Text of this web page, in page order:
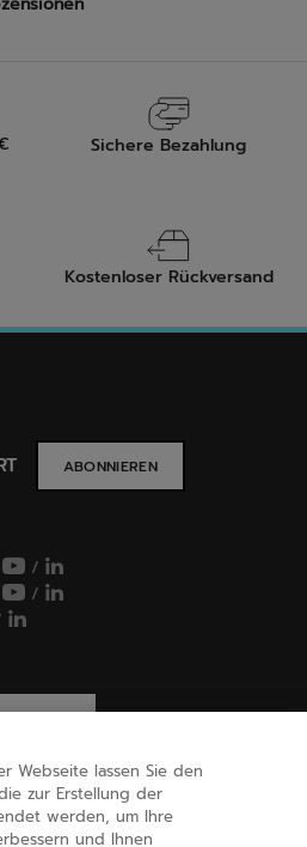
Sichere Bezahlung
Kostenloser Rückversand
ABONNIEREN
/
/
Webseite lassen Sie den
zur Erstellung der
werden, um Ihre
und Ihnen